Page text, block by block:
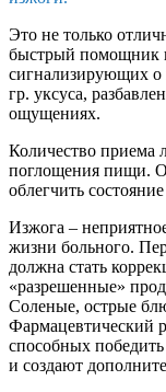
Это не только
быстрый помощник
сигнализирующих
гр. уксуса,
ощущениях.
Количество приема
поглощения пищи.
облегчить
Изжога –
жизни больного.
должна стать
«разрешенные»
Соленые, острые
Фармацевтический
способных
и создают